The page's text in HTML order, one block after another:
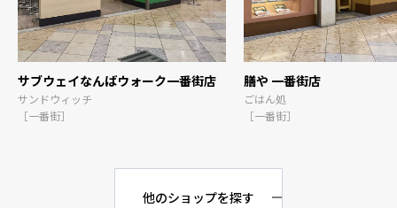
サブウェイなんばウォーク一番街店
サンドウィッチ
［一番街］
膳や 一番街店
ごはん処
［一番街］
他のショップを探す